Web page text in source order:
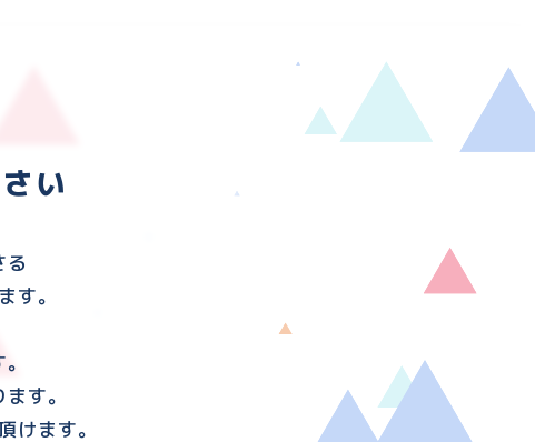
い
る
す。
す。
けます。